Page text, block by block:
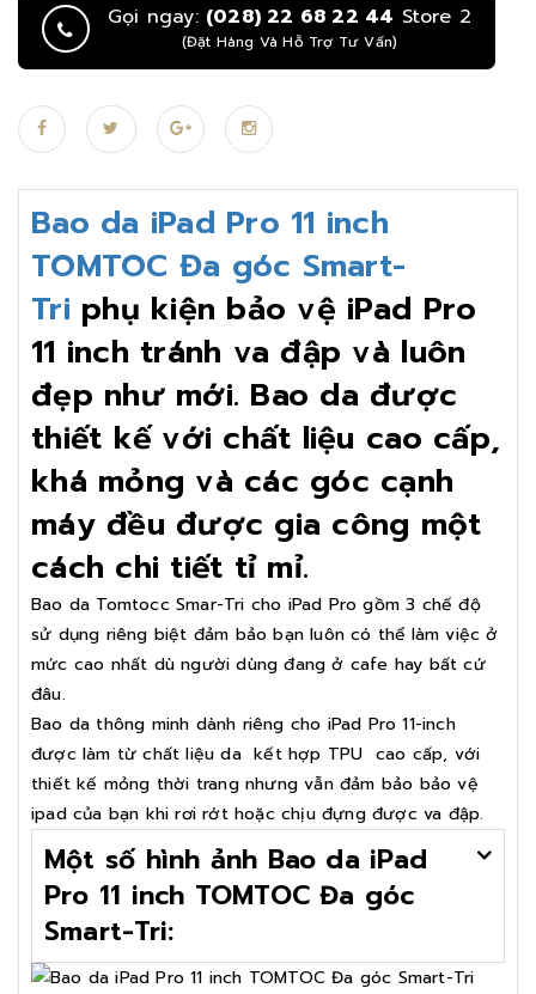
Gọi ngay: (028) 22 68 22 44 Store 2
(Đặt Hàng Và Hỗ Trợ Tư Vấn)
Bao da iPad Pro 11 inch
TOMTOC Đa góc Smart-
Tri phụ kiện bảo vệ iPad Pro
11 inch tránh va đập và luôn
đẹp như mới. Bao da được
thiết kế với chất liệu cao cấp,
khá mỏng và các góc cạnh
máy đều được gia công một
cách chi tiết tỉ mỉ.
Bao da Tomtocc Smar-Tri cho iPad Pro gồm 3 chế độ
sử dụng riêng biệt đảm bảo bạn luôn có thể làm việc ở
mức cao nhất dù người dùng đang ở cafe hay bất cứ
đâu.
Bao da thông minh dành riêng cho iPad Pro 11-inch
được làm từ chất liệu da kết hợp TPU cao cấp, với
thiết kế mỏng thời trang nhưng vẫn đảm bảo bảo vệ
ipad của bạn khi rơi rớt hoặc chịu đựng được va đập.
Một số hình ảnh Bao da iPad
Pro 11 inch TOMTOC Đa góc
Smart-Tri: